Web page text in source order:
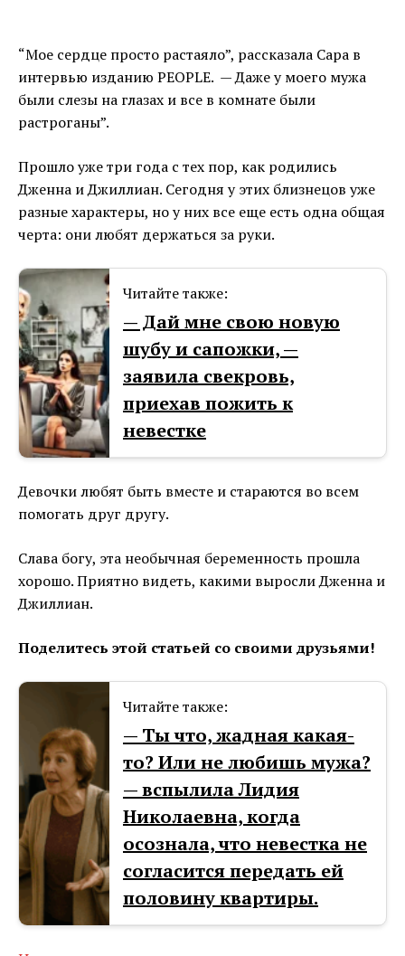
“Мое сердце просто растаяло”, рассказала Сара в
интервью изданию PEOPLE. — Даже у моего мужа
были слезы на глазах и все в комнате были
растроганы”.
Прошло уже три года с тех пор, как родились
Дженна и Джиллиан. Сегодня у этих близнецов уже
разные характеры, но у них все еще есть одна общая
черта: они любят держаться за руки.
Читайте также:
— Дай мне свою новую
шубу и сапожки, —
заявила свекровь,
приехав пожить к
невестке
Девочки любят быть вместе и стараются во всем
помогать друг другу.
Слава богу, эта необычная беременность прошла
хорошо. Приятно видеть, какими выросли Дженна и
Джиллиан.
Поделитесь этой статьей со своими друзьями!
Читайте также:
— Ты что, жадная какая-
то? Или не любишь мужа?
— вспылила Лидия
Николаевна, когда
осознала, что невестка не
согласится передать ей
половину квартиры.